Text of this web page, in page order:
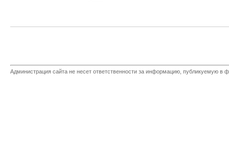
Администрация сайта не несет ответственности за информацию, публикуемую